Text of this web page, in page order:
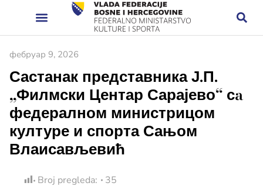
фебруар 9, 2026
Састанак представника Ј.П.
„Филмски Центар Сарајево“ сa
федералном министрицом
културе и спорта Сањом
Влаисављевић
Broj pregleda: 35